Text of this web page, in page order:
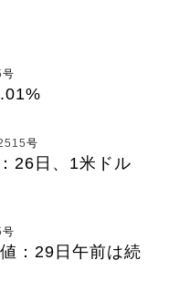
号
号
26日、1米ドル
号
：29日午前は続